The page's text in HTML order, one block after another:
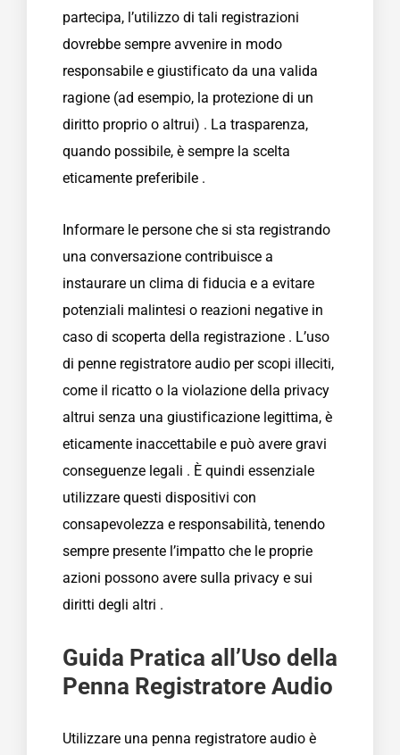
partecipa, l’utilizzo di tali registrazioni
dovrebbe sempre avvenire in modo
responsabile e giustificato da una valida
ragione (ad esempio, la protezione di un
diritto proprio o altrui) . La trasparenza,
quando possibile, è sempre la scelta
eticamente preferibile .
Informare le persone che si sta registrando
una conversazione contribuisce a
instaurare un clima di fiducia e a evitare
potenziali malintesi o reazioni negative in
caso di scoperta della registrazione . L’uso
di penne registratore audio per scopi illeciti,
come il ricatto o la violazione della privacy
altrui senza una giustificazione legittima, è
eticamente inaccettabile e può avere gravi
conseguenze legali . È quindi essenziale
utilizzare questi dispositivi con
consapevolezza e responsabilità, tenendo
sempre presente l’impatto che le proprie
azioni possono avere sulla privacy e sui
diritti degli altri .
Guida Pratica all’Uso della
Penna Registratore Audio
Utilizzare una penna registratore audio è